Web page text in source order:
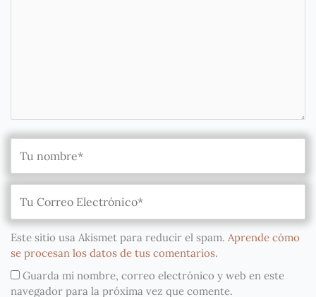
Este sitio usa Akismet para reducir el spam. Aprende cómo
se procesan los datos de tus comentarios.
Guarda mi nombre, correo electrónico y web en este
navegador para la próxima vez que comente.